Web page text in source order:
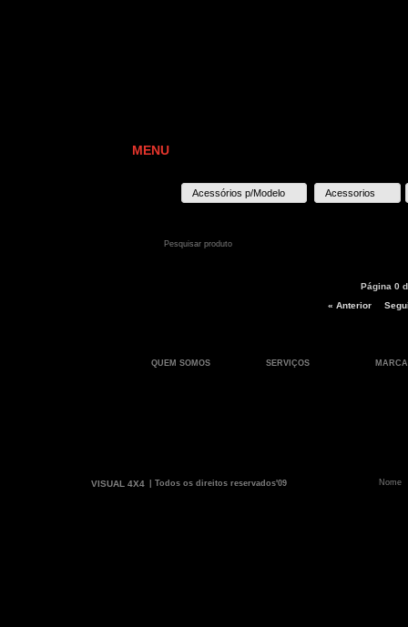
MENU
Acessórios p/Modelo Acessorios
Página 0
« Anterior
QUEM SOMOS SERVIÇOS
VISUAL 4X4 | Todos os direitos reservados'09